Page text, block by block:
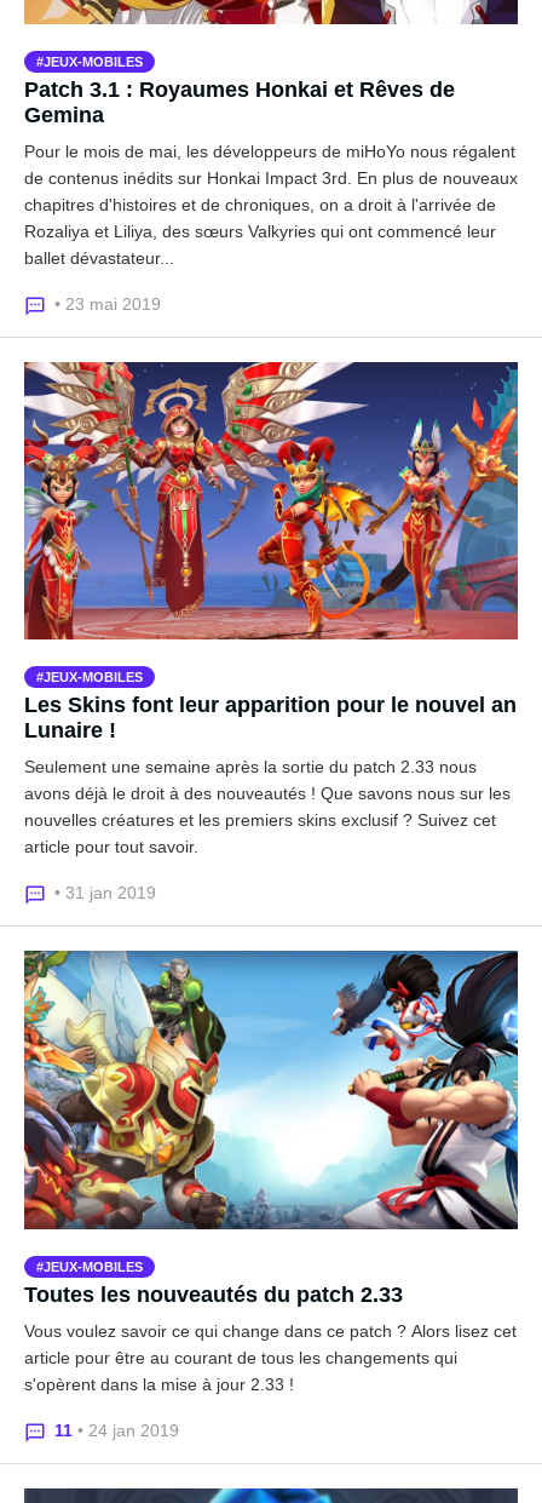
JEUX-MOBILES
Patch 3.1 : Royaumes Honkai et Rêves de
Gemina
Pour le mois de mai, les développeurs de miHoYo nous régalent
de contenus inédits sur Honkai Impact 3rd. En plus de nouveaux
chapitres d'histoires et de chroniques, on a droit à l'arrivée de
Rozaliya et Liliya, des sœurs Valkyries qui ont commencé leur
ballet dévastateur...
• 23 mai 2019
JEUX-MOBILES
Les Skins font leur apparition pour le nouvel an
Lunaire !
Seulement une semaine après la sortie du patch 2.33 nous
avons déjà le droit à des nouveautés ! Que savons nous sur les
nouvelles créatures et les premiers skins exclusif ? Suivez cet
article pour tout savoir.
• 31 jan 2019
JEUX-MOBILES
Toutes les nouveautés du patch 2.33
Vous voulez savoir ce qui change dans ce patch ? Alors lisez cet
article pour être au courant de tous les changements qui
s'opèrent dans la mise à jour 2.33 !
11 • 24 jan 2019